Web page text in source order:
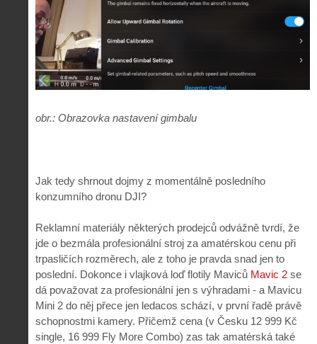
obr.: Obrazovka nastavení gimbalu
Jak tedy shrnout dojmy z momentálně posledního
konzumního dronu DJI?
Reklamní materiály některých prodejců odvážně tvrdí, že
jde o bezmála profesionální stroj za amatérskou cenu při
trpasličích rozměrech, ale z toho je pravda snad jen to
poslední. Dokonce i vlajková loď flotily Maviců Mavic 2 se
dá považovat za profesionální jen s výhradami - a Mavicu
Mini 2 do něj přece jen ledacos schází, v první řadě právě
schopnostmi kamery. Přičemž cena (v Česku 12 999 Kč
single, 16 999 Fly More Combo) zas tak amatérská také